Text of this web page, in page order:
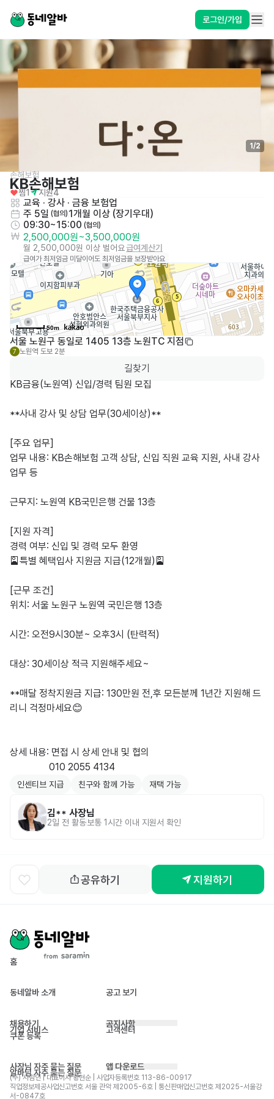
로그인/가입
1/2
손해보험
KB손해보험
찜1 지원4
교육 · 강사 · 금융 보험업
주 5일 (협의) 1개월 이상 (장기우대)
09:30~15:00 (협의)
2,500,000원~3,500,000원
월 2,500,000원 이상 벌어요급여계산기
급여가 최저임금 미달이어도 최저임금을 보장받아요
50m
서울 노원구 동일로 1405 13층 노원TC 지점
7 노원역 도보 2분
길찾기
KB금융(노원역) 신입/경력 팀원 모집
**사내 강사 및 상담 업무(30세이상)**
​[주요 업무]
​업무 내용: KB손해보험 고객 상담, 신입 직원 교육 지원, 사내 강사
업무 등
​근무지: 노원역 KB국민은행 건물 13층
​[지원 자격]
​경력 여부: 신입 및 경력 모두 환영
🎴특별 혜택​입사 지원금 지급(12개월)🎴
​[근무 조건]
​위치: 서울 노원구 노원역 국민은행 13층
​시간: 오전9시30분~ 오후3시 (탄력적)
​대상: 30세이상 적극 지원해주세요~
**매달 정착지원금 지급: 130만원 전,후 모든분께 1년간 지원해 드
리니 걱정마세요😊
​상세 내용: 면접 시 상세 안내 및 협의
                010 2055 4134
인센티브 지급 친구와 함께 가능 재택 가능
김** 사장님
2일 전 활동 보통 1시간 이내 지원서 확인
공유하기 지원하기
홈
동네알바 소개 공고 보기
채용하기
기업 서비스
쿠폰 등록
공지사항
고객센터
사장님 자주 묻는 질문
알바님 자주 묻는 질문
앱 다운로드
(주) 사람인 | 대표이사 황현순 | 사업자등록번호 113-86-00917
직업정보제공사업신고번호 서울 관악 제2005-6호 | 통신판매업신고번호 제2025-서울강
서-0847호